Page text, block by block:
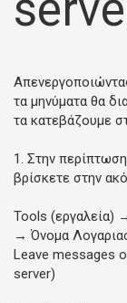
τα μηνύματα θα
τα κατεβάζουμε
1. Στην
βρίσκετε στην
Tools (εργαλεία)
→ Όνομα
Leave messages
server)